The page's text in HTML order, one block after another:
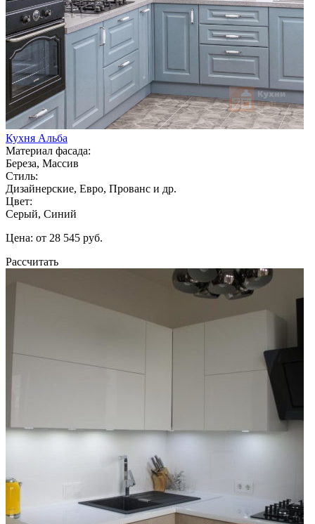
Кухня Альба
Материал фасада:
Береза, Массив
Стиль:
Дизайнерские, Евро, Прованс и др.
Цвет:
Серый, Синий
Цена: от 28 545 руб.
Рассчитать